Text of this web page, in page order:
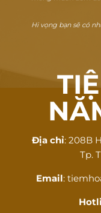
Hi vọng bạn sẽ có
Địa chỉ: 208B
Tp.
Email: